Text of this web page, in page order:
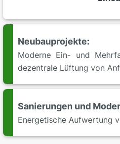
Neubauprojekte:
Moderne Ein- und
dezentrale Lüftung von
Sanierungen und
Energetische Aufwertung